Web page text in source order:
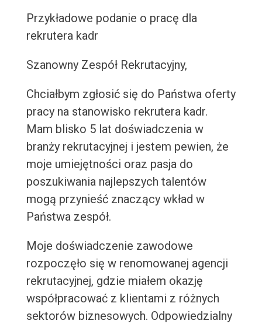
Przykładowe podanie o pracę dla
rekrutera kadr
Szanowny Zespół Rekrutacyjny,
Chciałbym zgłosić się do Państwa oferty
pracy na stanowisko rekrutera kadr.
Mam blisko 5 lat doświadczenia w
branży rekrutacyjnej i jestem pewien, że
moje umiejętności oraz pasja do
poszukiwania najlepszych talentów
mogą przynieść znaczący wkład w
Państwa zespół.
Moje doświadczenie zawodowe
rozpoczęło się w renomowanej agencji
rekrutacyjnej, gdzie miałem okazję
współpracować z klientami z różnych
sektorów biznesowych. Odpowiedzialny